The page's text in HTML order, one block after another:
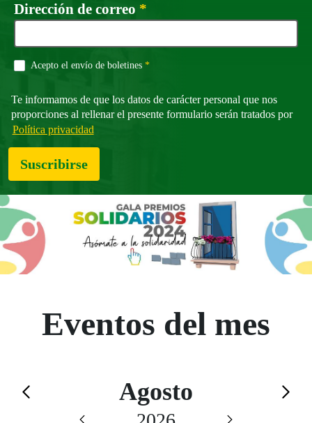
Dirección de correo *
Acepto el envío de boletines *Campo obligatorio
Te informamos de que los datos de carácter personal que nos
proporciones al rellenar el presente formulario serán tratados por
Política privacidad
Suscribirse
Eventos del mes
Calendario de Agosto
Saltar el calendario
Agosto